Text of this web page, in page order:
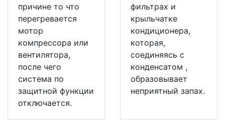
причине то что
перегревается
мотор
компрессора или
вентилятора,
после чего
система по
защитной функции
отключается.
фильтрах и
крыльчатке
кондиционера,
которая,
соединяясь с
конденсатом ,
образовывает
неприятный запах.